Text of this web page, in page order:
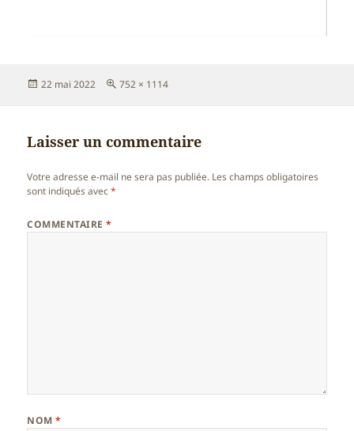
Publié
22 mai 2022
Taille
752 × 1114
Laisser un commentaire
Votre adresse e-mail ne sera pas publiée. Les champs obligatoires
sont indiqués avec*
COMMENTAIRE*
NOM*